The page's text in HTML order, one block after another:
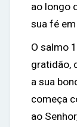
ao longo
sua fé em
O salmo
gratidão,
a sua
começa
ao